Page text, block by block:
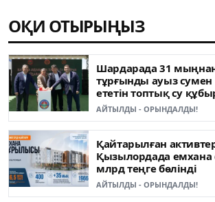
ОҚИ ОТЫРЫҢЫЗ
Шардарада 31
тұрғынды ауыз
ететін топтық су
пайдалануға берілді
АЙТЫЛДЫ - ОРЫНДАЛДЫ!
Қайтарылған
Қызылордада емхана
млрд теңге бөлінді
АЙТЫЛДЫ - ОРЫНДАЛДЫ!